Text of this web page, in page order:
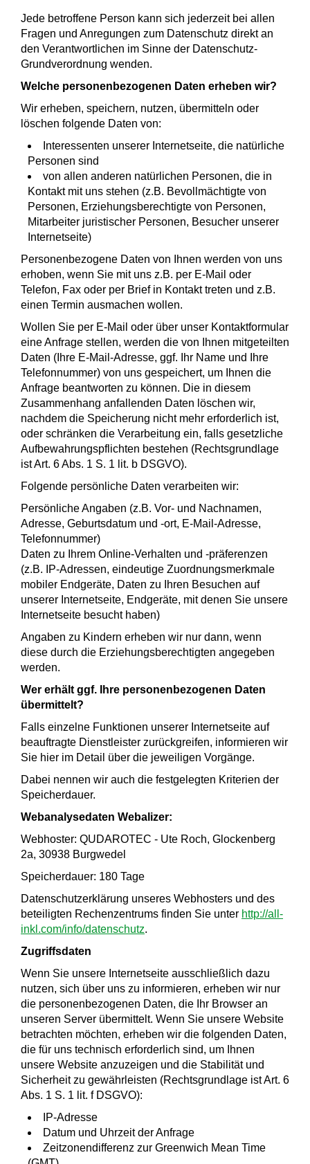
Jede betroffene Person kann sich jederzeit bei allen
Fragen und Anregungen zum Datenschutz direkt an
den Verantwortlichen im Sinne der Datenschutz-
Grundverordnung wenden.
Welche personenbezogenen Daten erheben wir?
Wir erheben, speichern, nutzen, übermitteln oder
löschen folgende Daten von:
Interessenten unserer Internetseite, die natürliche
Personen sind
von allen anderen natürlichen Personen, die in
Kontakt mit uns stehen (z.B. Bevollmächtigte von
Personen, Erziehungsberechtigte von Personen,
Mitarbeiter juristischer Personen, Besucher unserer
Internetseite)
Personenbezogene Daten von Ihnen werden von uns
erhoben, wenn Sie mit uns z.B. per E-Mail oder
Telefon, Fax oder per Brief in Kontakt treten und z.B.
einen Termin ausmachen wollen.
Wollen Sie per E-Mail oder über unser Kontaktformular
eine Anfrage stellen, werden die von Ihnen mitgeteilten
Daten (Ihre E-Mail-Adresse, ggf. Ihr Name und Ihre
Telefonnummer) von uns gespeichert, um Ihnen die
Anfrage beantworten zu können. Die in diesem
Zusammenhang anfallenden Daten löschen wir,
nachdem die Speicherung nicht mehr erforderlich ist,
oder schränken die Verarbeitung ein, falls gesetzliche
Aufbewahrungspflichten bestehen (Rechtsgrundlage
ist Art. 6 Abs. 1 S. 1 lit. b DSGVO).
Folgende persönliche Daten verarbeiten wir:
Persönliche Angaben (z.B. Vor- und Nachnamen,
Adresse, Geburtsdatum und -ort, E-Mail-Adresse,
Telefonnummer)
Daten zu Ihrem Online-Verhalten und -präferenzen
(z.B. IP-Adressen, eindeutige Zuordnungsmerkmale
mobiler Endgeräte, Daten zu Ihren Besuchen auf
unserer Internetseite, Endgeräte, mit denen Sie unsere
Internetseite besucht haben)
Angaben zu Kindern erheben wir nur dann, wenn
diese durch die Erziehungsberechtigten angegeben
werden.
Wer erhält ggf. Ihre personenbezogenen Daten
übermittelt?
Falls einzelne Funktionen unserer Internetseite auf
beauftragte Dienstleister zurückgreifen, informieren wir
Sie hier im Detail über die jeweiligen Vorgänge.
Dabei nennen wir auch die festgelegten Kriterien der
Speicherdauer.
Webanalysedaten Webalizer:
Webhoster: QUDAROTEC - Ute Roch, Glockenberg
2a, 30938 Burgwedel
Speicherdauer: 180 Tage
Datenschutzerklärung unseres Webhosters und des
beteiligten Rechenzentrums finden Sie unter http://all-
inkl.com/info/datenschutz.
Zugriffsdaten
Wenn Sie unsere Internetseite ausschließlich dazu
nutzen, sich über uns zu informieren, erheben wir nur
die personenbezogenen Daten, die Ihr Browser an
unseren Server übermittelt. Wenn Sie unsere Website
betrachten möchten, erheben wir die folgenden Daten,
die für uns technisch erforderlich sind, um Ihnen
unsere Website anzuzeigen und die Stabilität und
Sicherheit zu gewährleisten (Rechtsgrundlage ist Art. 6
Abs. 1 S. 1 lit. f DSGVO):
IP-Adresse
Datum und Uhrzeit der Anfrage
Zeitzonendifferenz zur Greenwich Mean Time